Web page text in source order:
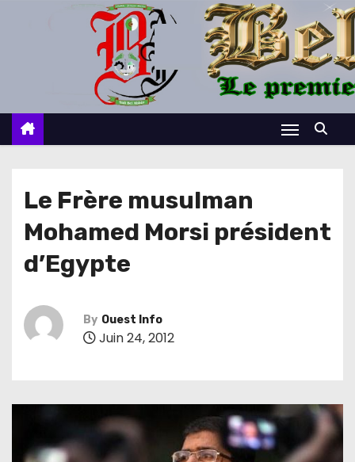
c
Le Frère musulman
Mohamed Morsi président
d’Egypte
By Ouest Info
Juin 24, 2012